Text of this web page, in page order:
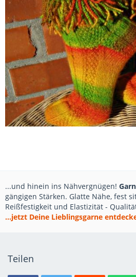
...und hinein ins Nähvergnügen!
gängigen Stärken. Glatte Nähe, fest
Reißfestigkeit und Elastizität -
...jetzt Deine Lieblingsgarne
Teilen